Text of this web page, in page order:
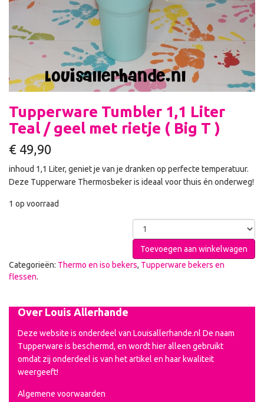
Tupperware Tumbler 1,1 Liter
Teal / geel met rietje ( Big T )
€ 49,90
inhoud 1,1 Liter, geniet je van je dranken op perfecte temperatuur.
Deze Tupperware Thermosbeker is ideaal voor thuis én onderweg!
1 op voorraad
Toevoegen aan winkelwagen
Categorieën: Thermo en iso bekers, Tupperware bekers en
flessen.
Over Louis Allerhande
Deze website is onderdeel van Louisallerhande.nl De naam
Tupperware is beschermd, en wordt hier alleen gebruikt
omdat zij onderdeel is van het artikel en haar kwaliteit
weergeeft!
Algemene voorwaarden